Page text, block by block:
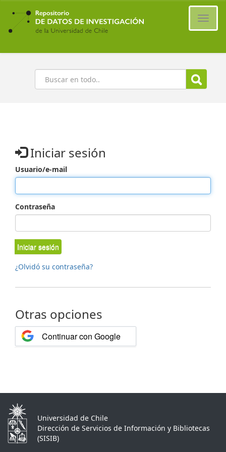
Ir
contenido
principal
Buscar
Iniciar sesión
Usuario/e-mail
Contraseña
Iniciar sesión
¿Olvidó su contraseña?
Otras opciones
Continuar con Google
Universidad de Chile
Dirección de Servicios de Información y Bibliotecas
(SISIB)